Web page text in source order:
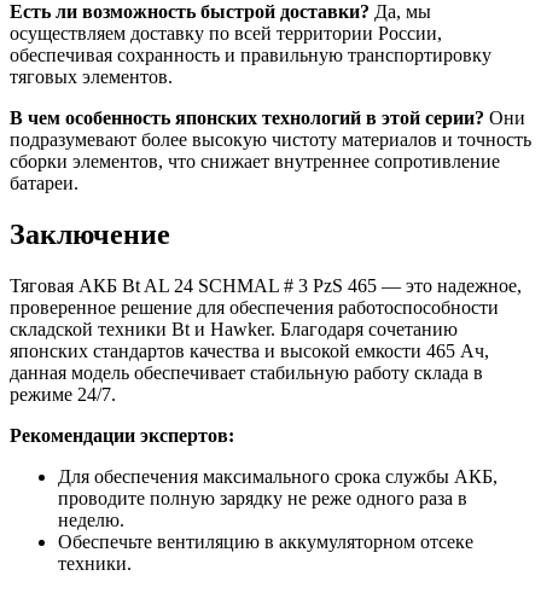
Есть ли возможность быстрой доставки? Да, мы
осуществляем доставку по всей территории России,
обеспечивая сохранность и правильную транспортировку
тяговых элементов.
В чем особенность японских технологий в этой серии? Они
подразумевают более высокую чистоту материалов и точность
сборки элементов, что снижает внутреннее сопротивление
батареи.
Заключение
Тяговая АКБ Bt AL 24 SCHMAL # 3 PzS 465 — это надежное,
проверенное решение для обеспечения работоспособности
складской техники Bt и Hawker. Благодаря сочетанию
японских стандартов качества и высокой емкости 465 Ач,
данная модель обеспечивает стабильную работу склада в
режиме 24/7.
Рекомендации экспертов:
Для обеспечения максимального срока службы АКБ,
проводите полную зарядку не реже одного раза в
неделю.
Обеспечьте вентиляцию в аккумуляторном отсеке
техники.